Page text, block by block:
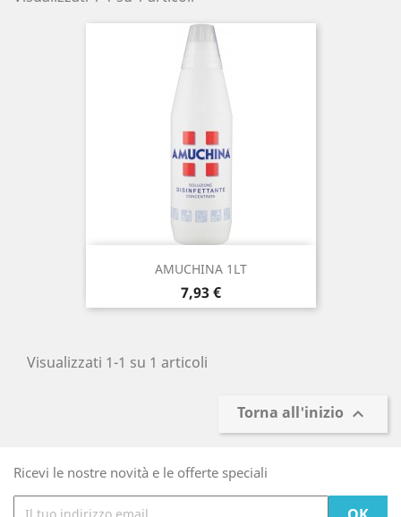
AMUCHINA 1LT
Prezzo
7,93 €
Visualizzati 1-1 su 1 articoli
Torna all'inizio 
Ricevi le nostre novità e le offerte speciali